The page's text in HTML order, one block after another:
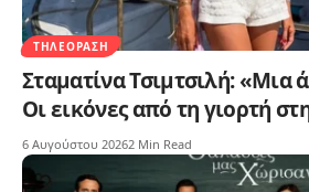
ΤΗΛΕΌΡΑΣΗ
Σταματίνα Τσιμτσιλή: «Μια
Οι εικόνες από τη γιορτή
6 Αυγούστου 20262 Min Read